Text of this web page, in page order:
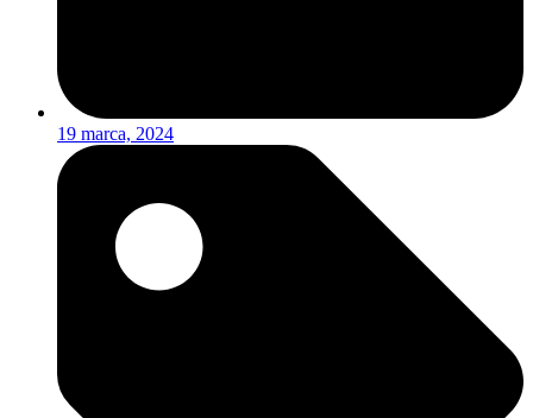
19 marca, 2024